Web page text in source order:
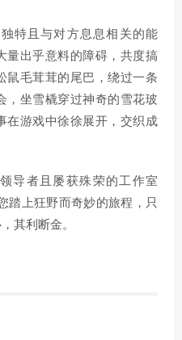
特且与对方息息相关的能
量出乎意料的障碍，共度搞
鼠毛茸茸的尾巴，绕过一条
，坐雪橇穿过神奇的雪花玻
在游戏中徐徐展开，交织成
导者且屡获殊荣的工作室
踏上狂野而奇妙的旅程，只
其利断金。